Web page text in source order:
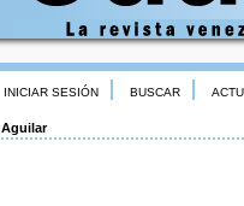
INICIAR SESIÓN BUSCAR
Aguilar